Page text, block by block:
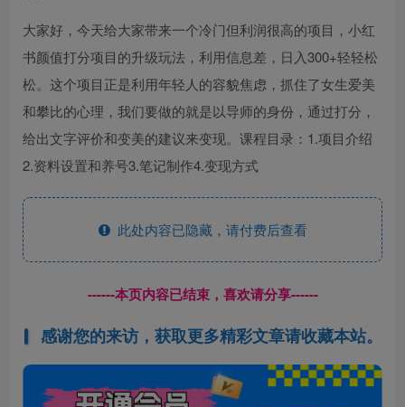
大家好，今天给大家带来一个冷门但利润很高的项目，小红
书颜值打分项目的升级玩法，利用信息差，日入300+轻轻松
松。这个项目正是利用年轻人的容貌焦虑，抓住了女生爱美
和攀比的心理，我们要做的就是以导师的身份，通过打分，
给出文字评价和变美的建议来变现。课程目录：1.项目介绍
2.资料设置和养号3.笔记制作4.变现方式
此处内容已隐藏，请付费后查看
------本页内容已结束，喜欢请分享------
感谢您的来访，获取更多精彩文章请收藏本站。